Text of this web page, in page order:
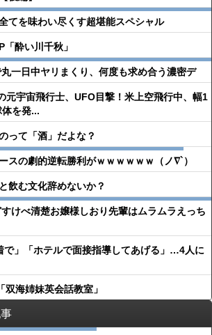
てを味わい尽くす超堪能スペシャル
「酔い川千秋」
丸一日中ヤリまくり、何度も求め合う濃密デ
元宇宙飛行士、UFO目撃！米上空飛行中、幅1
を発...
って「酒」だよな？
スの劇的逆転勝利がｗｗｗｗｗｗ（ノ∇`）
飲む文化辞めないか？
すけべ清楚お嬢様しおり先輩はムラムラえっち
で」「ホテルで面接指導してあげる」…4人に
双海姉妹英会話教室」